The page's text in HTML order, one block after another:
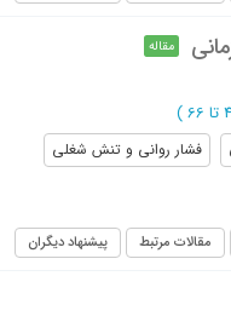
مقاله
)
فشار روانی و تنش شغلی
مقالات مرتبط پیشنهاد دیگران